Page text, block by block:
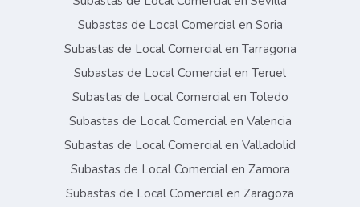
Subastas de Local Comercial en Soria
Subastas de Local Comercial en Tarragona
Subastas de Local Comercial en Teruel
Subastas de Local Comercial en Toledo
Subastas de Local Comercial en Valencia
Subastas de Local Comercial en Valladolid
Subastas de Local Comercial en Zamora
Subastas de Local Comercial en Zaragoza